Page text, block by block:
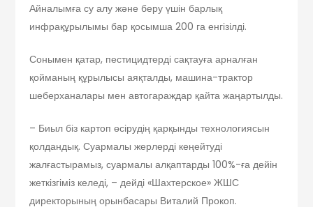
Айналымға су алу және беру үшін барлық
инфрақұрылымы бар қосымша 200 га енгізілді.
Сонымен қатар, пестицидтерді сақтауға арналған
қойманың құрылысы аяқталды, машина-трактор
шеберханалары мен автогараждар қайта жаңартылды.
– Биыл біз картоп өсірудің қарқынды технологиясын
қолдандық. Суармалы жерлерді кеңейтуді
жалғастырамыз, суармалы алқаптарды 100%-ға дейін
жеткізгіміз келеді, – дейді «Шахтерское» ЖШС
директорының орынбасары Виталий Прокоп.